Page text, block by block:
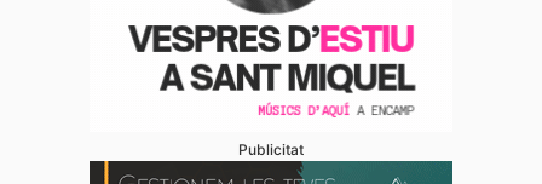
Publicitat